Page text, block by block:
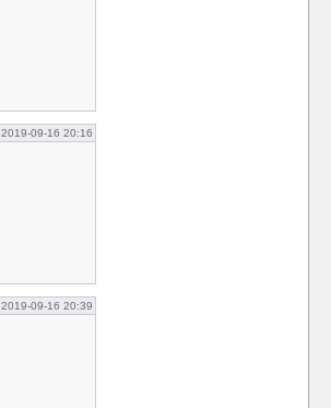
2019-09-16 20:16
2019-09-16 20:39